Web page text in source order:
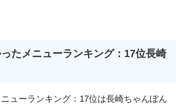
たメニューランキング：17位長崎
ューランキング：17位は長崎ちゃんぽん